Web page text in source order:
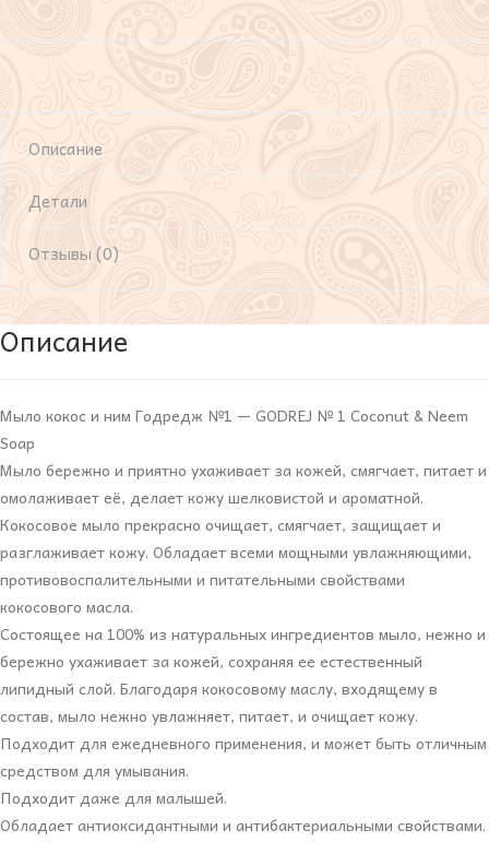
Описание
Детали
Отзывы (0)
Описание
Мыло кокос и ним Годредж №1 — GODREJ № 1 Coconut & Neem
Soap
Мыло бережно и приятно ухаживает за кожей, смягчает, питает и
омолаживает её, делает кожу шелковистой и ароматной.
Кокосовое мыло прекрасно очищает, смягчает, защищает и
разглаживает кожу. Обладает всеми мощными увлажняющими,
противовоспалительными и питательными свойствами
кокосового масла.
Состоящее на 100% из натуральных ингредиентов мыло, нежно и
бережно ухаживает за кожей, сохраняя ее естественный
липидный слой. Благодаря кокосовому маслу, входящему в
состав, мыло нежно увлажняет, питает, и очищает кожу.
Подходит для ежедневного применения, и может быть отличным
средством для умывания.
Подходит даже для малышей.
Обладает антиоксидантными и антибактериальными свойствами.